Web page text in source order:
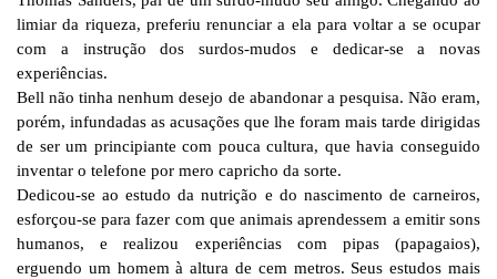
limiar da riqueza, preferiu renunciar a ela para voltar a se ocupar
com a instrução dos surdos-mudos e dedicar-se a novas
experiências.
Bell não tinha nenhum desejo de abandonar a pesquisa. Não eram,
porém, infundadas as acusações que lhe foram mais tarde dirigidas
de ser um principiante com pouca cultura, que havia conseguido
inventar o telefone por mero capricho da sorte.
Dedicou-se ao estudo da nutrição e do nascimento de carneiros,
esforçou-se para fazer com que animais aprendessem a emitir sons
humanos, e realizou experiências com pipas (papagaios),
erguendo um homem à altura de cem metros. Seus estudos mais